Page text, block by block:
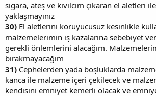
sigara, ateş ve kıvılcım çıkaran el aletleri
yaklaşmayınız
30) El aletlerini koruyucusuz kesinlikle
malzemelerimin iş kazalarına sebebiyet
gerekli önlemlerini alacağım.
bırakmayacağım
31) Cephelerden yada boşluklarda
kanca ile malzeme içeri çekilecek ve
kendisini emniyet kemerli olacak ve